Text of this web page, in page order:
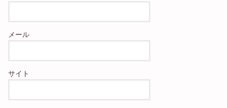
メール
サイト